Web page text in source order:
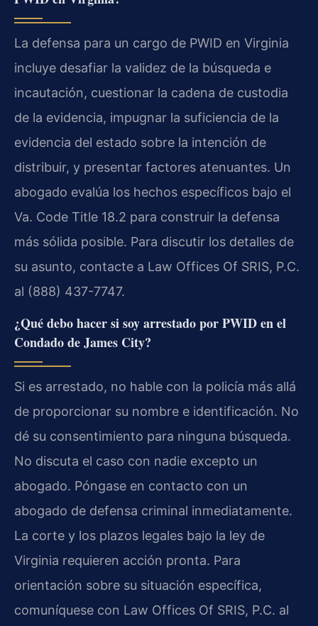
La defensa para un cargo de PWID en Virginia
incluye desafiar la validez de la búsqueda e
incautación, cuestionar la cadena de custodia
de la evidencia, impugnar la suficiencia de la
evidencia del estado sobre la intención de
distribuir, y presentar factores atenuantes. Un
abogado evalúa los hechos específicos bajo el
Va. Code Title 18.2 para construir la defensa
más sólida posible. Para discutir los detalles de
su asunto, contacte a Law Offices Of SRIS, P.C.
al (888) 437-7747.
¿Qué debo hacer si soy arrestado por PWID en el
Condado de James City?
Si es arrestado, no hable con la policía más allá
de proporcionar su nombre e identificación. No
dé su consentimiento para ninguna búsqueda.
No discuta el caso con nadie excepto un
abogado. Póngase en contacto con un
abogado de defensa criminal inmediatamente.
La corte y los plazos legales bajo la ley de
Virginia requieren acción pronta. Para
orientación sobre su situación específica,
comuníquese con Law Offices Of SRIS, P.C. al